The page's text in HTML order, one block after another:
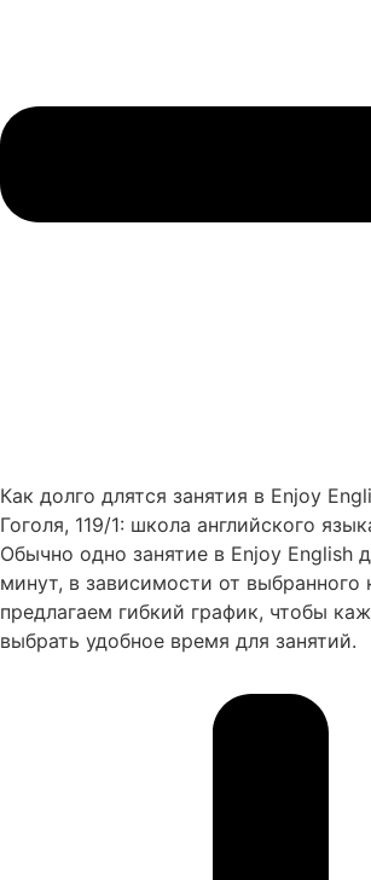
Как долго длятся занятия в Enjoy
Гоголя, 119/1: школа английского
Обычно одно занятие в Enjoy English
минут, в зависимости от выбранного
предлагаем гибкий график, чтобы
выбрать удобное время для занятий.